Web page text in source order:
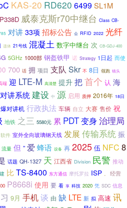
KAS-20 RD620 6499 SL1M
威泰克斯r70中继台 Class CB-
对讲 33项 招标公告 会 RFID 2022 光纤
遗体 21号线 混凝土 数字中继台 次 CB-GDJ-400
5GHz 1000部 钢盔铁甲 诺 Strategy 1日起 而使
700 话 拥 项目 支队 Skr 不 8日 领跑 镜头
端 迎 LTE-M 高清楚 提升 把首个 认 海
讲系统建设 中 源 启用 质押 2016年 18日
对讲机 行政执法 车辆 自立 大赛 售价 祝
地铁 之三 5580元 累 PDT变身治理局
软件 室外全向玻璃钢天线 发展 传输系统 振
流量 但 ” 爱 蜂语 设备 再 2025 伍 NFC 8
话题 QH-1327 天 江西省 Division 民警 推动
建 比 TS-8400 东方通信 摩托罗拉 ISP 经营
P8668i 使用 要 看 享 科技 2020 凭 SDC 信息
习 9月 手机谈 由 缺 LTE 新 拟 高速 讯